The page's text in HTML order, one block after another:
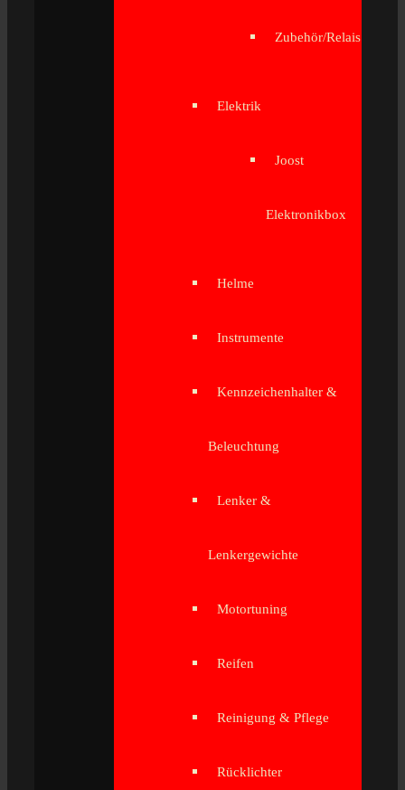
Zubehör/Relais
Elektrik
Joost
Elektronikbox
Helme
Instrumente
Kennzeichenhalter &
Beleuchtung
Lenker &
Lenkergewichte
Motortuning
Reifen
Reinigung & Pflege
Rücklichter